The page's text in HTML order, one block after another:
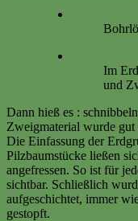
Im
und
Dann hieß es :
Zweigmaterial wurde
Die Einfassung der
Pilzbaumstücke ließen
angefressen. So ist für
sichtbar. Schließlich
aufgeschichtet, immer
gestopft.